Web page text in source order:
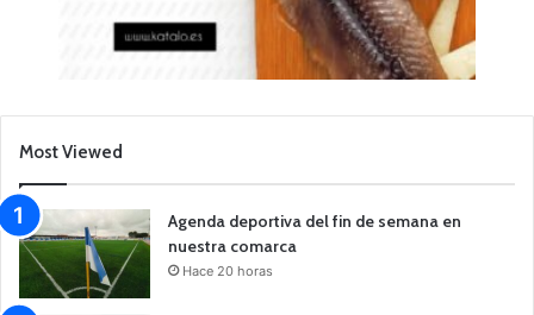
Most Viewed
Agenda deportiva del fin de semana en
nuestra comarca
Hace 20 horas